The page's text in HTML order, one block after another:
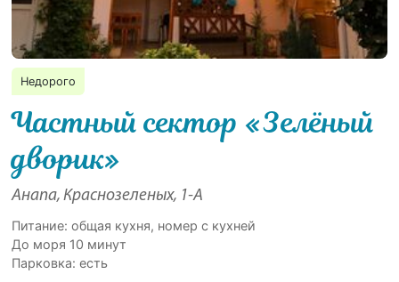
Недорого
Частный сектор «Зелёный
дворик»
Анапа, Краснозеленых, 1-А
Питание: общая кухня, номер с кухней
До моря 10 минут
Парковка: есть